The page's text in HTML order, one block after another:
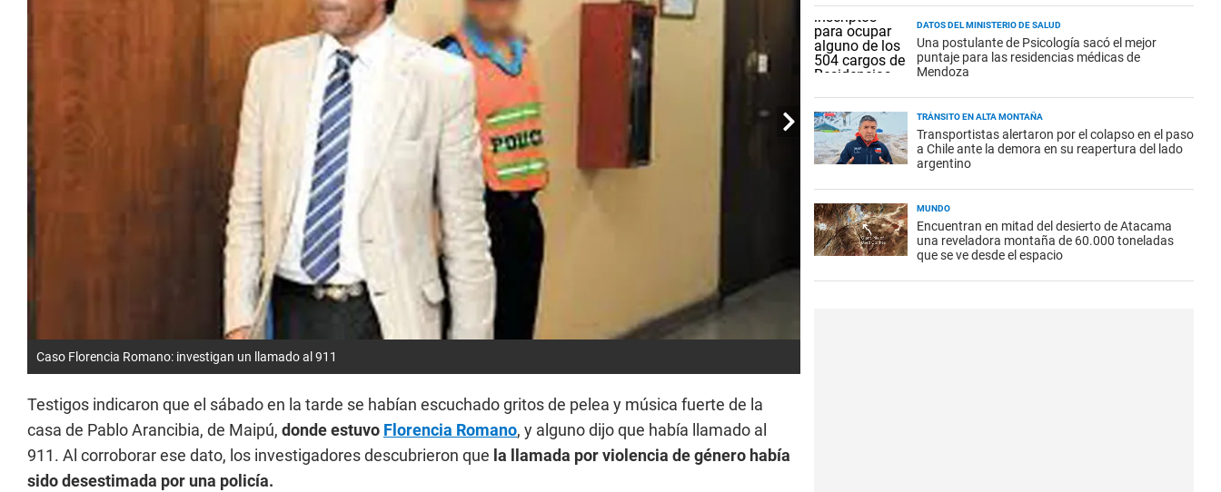
Caso Florencia Romano: investigan un llamado al 911
Testigos indicaron que el sábado en la tarde se habían escuchado gritos de pelea y música fuerte de la
casa de Pablo Arancibia, de Maipú, donde estuvo Florencia Romano, y alguno dijo que había llamado al
911. Al corroborar ese dato, los investigadores descubrieron que la llamada por violencia de género había
sido desestimada por una policía.
DATOS DEL MINISTERIO DE SALUD
Una postulante de Psicología sacó el mejor
puntaje para las residencias médicas de
Mendoza
TRÁNSITO EN ALTA MONTAÑA
Transportistas alertaron por el colapso en el paso
a Chile ante la demora en su reapertura del lado
argentino
MUNDO
Encuentran en mitad del desierto de Atacama
una reveladora montaña de 60.000 toneladas
que se ve desde el espacio